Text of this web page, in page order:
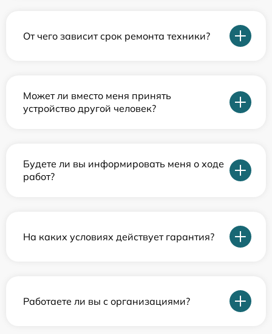
От чего зависит срок ремонта техники?
Может ли вместо меня принять
устройство другой человек?
Будете ли вы информировать меня о ходе
работ?
На каких условиях действует гарантия?
Работаете ли вы с организациями?